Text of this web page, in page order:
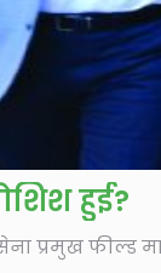
हुई?
प्रमुख फील्ड